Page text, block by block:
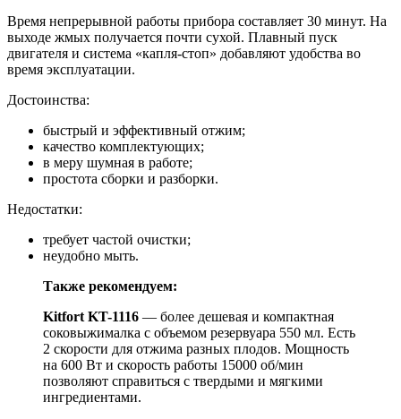
Время непрерывной работы прибора составляет 30 минут. На
выходе жмых получается почти сухой. Плавный пуск
двигателя и система «капля-стоп» добавляют удобства во
время эксплуатации.
Достоинства:
быстрый и эффективный отжим;
качество комплектующих;
в меру шумная в работе;
простота сборки и разборки.
Недостатки:
требует частой очистки;
неудобно мыть.
Также рекомендуем:
Kitfort KT-1116 — более дешевая и компактная
соковыжималка с объемом резервуара 550 мл. Есть
2 скорости для отжима разных плодов. Мощность
на 600 Вт и скорость работы 15000 об/мин
позволяют справиться с твердыми и мягкими
ингредиентами.